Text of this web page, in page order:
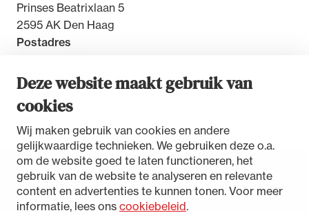
Deze website maakt gebruik van
cookies
Wij maken gebruik van cookies en andere
gelijkwaardige technieken. We gebruiken deze o.a.
om de website goed te laten functioneren, het
gebruik van de website te analyseren en relevante
content en advertenties te kunnen tonen. Voor meer
informatie, lees ons cookiebeleid.
Prinses Beatrixlaan 5
2595 AK Den Haag
Postadres
2500 GW Den Haag
Toegankelijkheidsverklaring
Disclaimer